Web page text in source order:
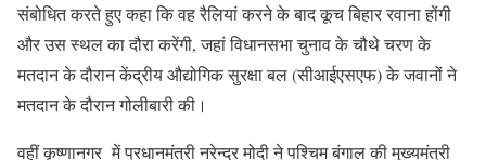
संबोधित करते हुए कहा कि वह रैलियां करने के बाद कूच बिहार रवाना होंगी
और उस स्थल का दौरा करेंगी, जहां विधानसभा चुनाव के चौथे चरण के
मतदान के दौरान केंद्रीय औद्योगिक सुरक्षा बल (सीआईएसएफ) के जवानों ने
मतदान के दौरान गोलीबारी की।
वहीं कृष्णानगर में प्रधानमंत्री नरेन्द्र मोदी ने पश्चिम बंगाल की मुख्यमंत्री